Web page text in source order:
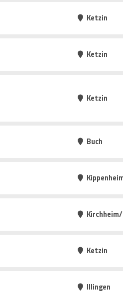
Ketzin
Ketzin
Ketzin
Buch
Ketzin
Illingen